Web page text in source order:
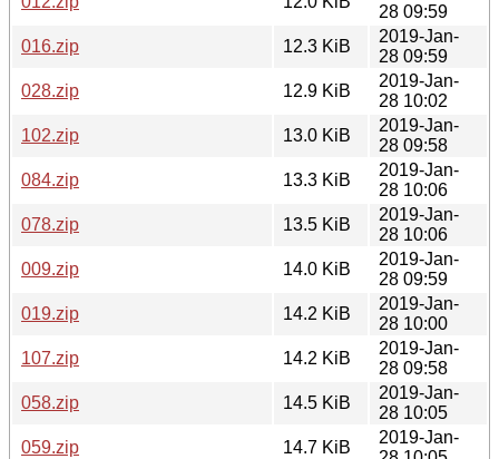
28 09:59
016.zip
12.3 KiB
2019-Jan-
28 09:59
028.zip
12.9 KiB
2019-Jan-
28 10:02
102.zip
13.0 KiB
2019-Jan-
28 09:58
084.zip
13.3 KiB
2019-Jan-
28 10:06
078.zip
13.5 KiB
2019-Jan-
28 10:06
009.zip
14.0 KiB
2019-Jan-
28 09:59
019.zip
14.2 KiB
2019-Jan-
28 10:00
107.zip
14.2 KiB
2019-Jan-
28 09:58
058.zip
14.5 KiB
2019-Jan-
28 10:05
059.zip
14.7 KiB
2019-Jan-